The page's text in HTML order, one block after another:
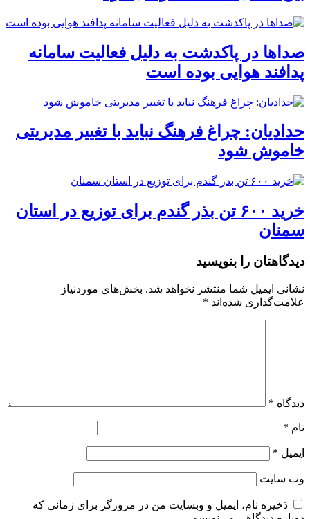
صداها در پاکدشت به دلیل فعالیت سامانه
پدافند هوایی بوده است
حدادیان: چراغ فرهنگ نباید با تغییر مدیریتی
خاموش شود
خرید ۶۰۰ تن بذر گندم برای توزیع در استان
سمنان
دیدگاهتان را بنویسید
نشانی ایمیل شما منتشر نخواهد شد. بخش‌های موردنیاز
علامت‌گذاری شده‌اند *
دیدگاه *
نام *
ایمیل *
وب‌ سایت
ذخیره نام، ایمیل و وبسایت من در مرورگر برای زمانی که